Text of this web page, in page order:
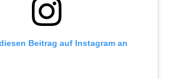
Beitrag auf Instagram an